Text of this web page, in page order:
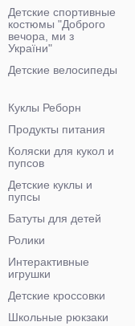
Детские спортивные
костюмы "Доброго
вечора, ми з
України"
Детские велосипеды
Куклы Реборн
Продукты питания
Коляски для кукол и
пупсов
Детские куклы и
пупсы
Батуты для детей
Ролики
Интерактивные
игрушки
Детские кроссовки
Школьные рюкзаки